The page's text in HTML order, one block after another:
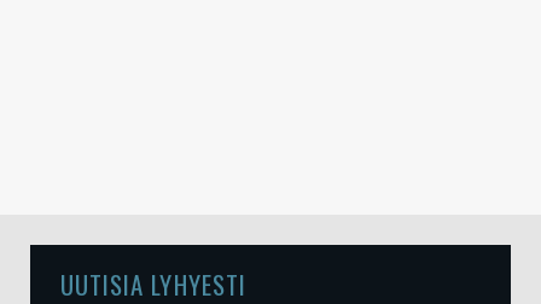
UUTISIA LYHYESTI